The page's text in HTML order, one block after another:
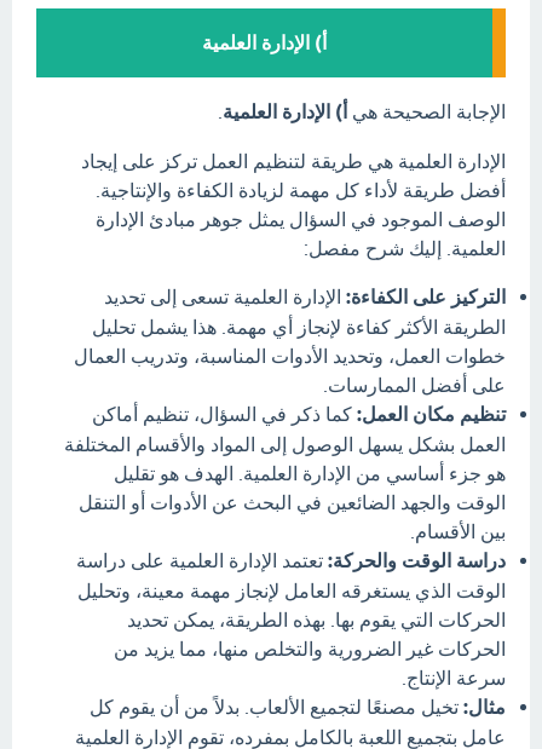
أ) الإدارة العلمية
الإجابة الصحيحة هي أ) الإدارة العلمية
الإدارة العلمية هي طريقة لتنظيم العمل تركز على إيجاد
أفضل طريقة لأداء كل مهمة لزيادة الكفاءة والإنتاجية.
الوصف الموجود في السؤال يمثل جوهر مبادئ الإدارة
العلمية. إليك شرح مفصل:
التركيز على الكفاءة: الإدارة العلمية تسعى إلى تحديد
الطريقة الأكثر كفاءة لإنجاز أي مهمة. هذا يشمل تحليل
خطوات العمل، وتحديد الأدوات المناسبة، وتدريب العمال
على أفضل الممارسات.
تنظيم مكان العمل: كما ذكر في السؤال، تنظيم أماكن
العمل بشكل يسهل الوصول إلى المواد والأقسام المختلفة
هو جزء أساسي من الإدارة العلمية. الهدف هو تقليل
الوقت والجهد الضائعين في البحث عن الأدوات أو التنقل
بين الأقسام.
دراسة الوقت والحركة: تعتمد الإدارة العلمية على دراسة
الوقت الذي يستغرقه العامل لإنجاز مهمة معينة، وتحليل
الحركات التي يقوم بها. بهذه الطريقة، يمكن تحديد
الحركات غير الضرورية والتخلص منها، مما يزيد من
سرعة الإنتاج.
مثال: تخيل مصنعًا لتجميع الألعاب. بدلاً من أن يقوم كل
عامل بتجميع اللعبة بالكامل بمفرده، تقوم الإدارة العلمية